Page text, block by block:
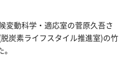
変動科学・適応室の菅原久吾さ
炭素ライフスタイル推進室)の竹